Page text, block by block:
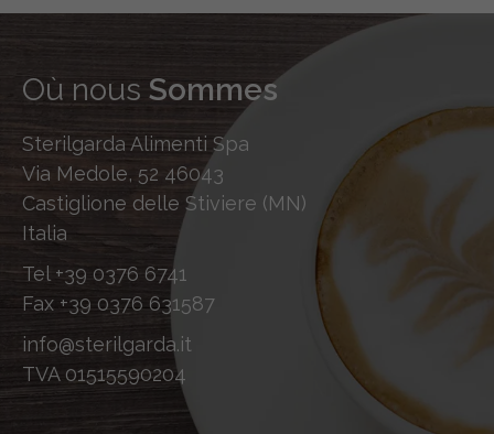
Où nous Sommes
Sterilgarda Alimenti Spa
Via Medole, 52 46043
Castiglione delle Stiviere (MN)
Italia
Tel +39 0376 6741
Fax +39 0376 631587
info@sterilgarda.it
TVA 01515590204